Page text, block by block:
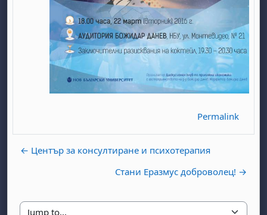
Permalink
← Център за консултиране и психотерапия
Стани Еразмус доброволец! →
1 August
2 August